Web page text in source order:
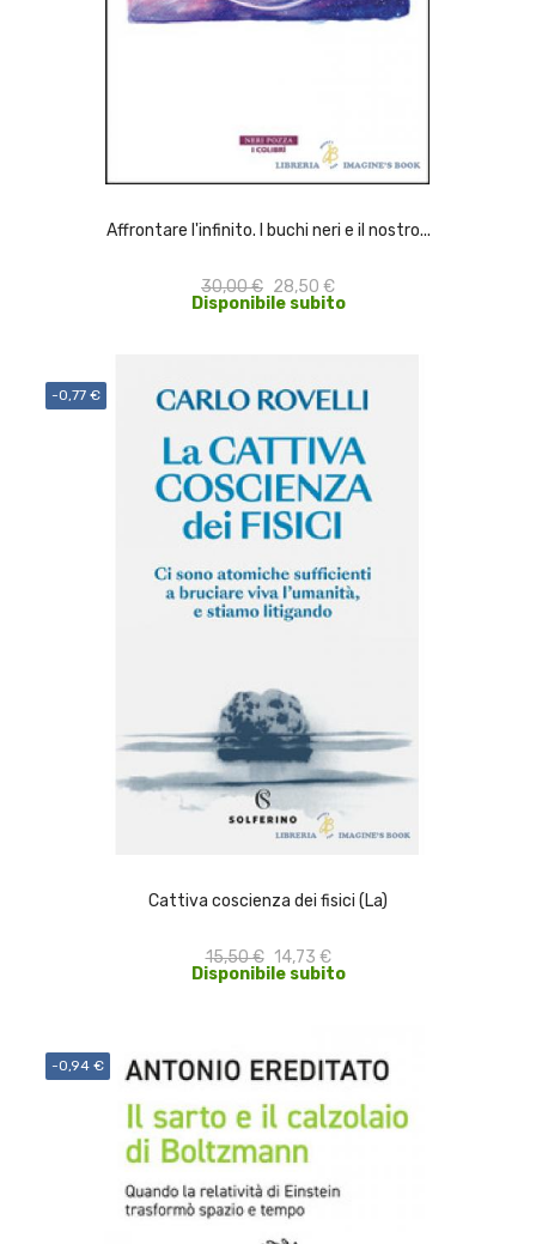
Affrontare l'infinito. I buchi neri e il nostro...
30,00 € 28,50 €
Disponibile subito
-0,77 €
Cattiva coscienza dei fisici (La)
15,50 € 14,73 €
Disponibile subito
-0,94 €